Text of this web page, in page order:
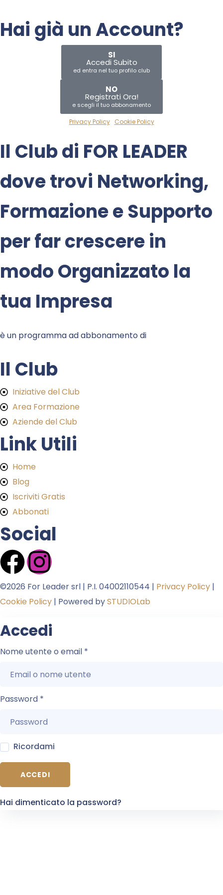
Hai già un Account?
SI
Accedi Subito
ed entra nel tuo profilo club
NO
Registrati Ora!
e scegli il tuo abbonamento
Privacy Policy Cookie Policy
Il Club di FOR LEADER
dove trovi Networking,
FormazioneeSupporto
per far crescere in
modo Organizzato la
tua Impresa
è un programma ad abbonamento di
Il Club
Iniziative del Club
Area Formazione
Aziende del Club
Link Utili
Home
Blog
Iscriviti Gratis
Abbonati
Social
©2026 For Leader srl | P.I. 04002110544 | Privacy Policy |
Cookie Policy | Powered bySTUDIOLab
Accedi
Nome utente o email *
Password *
Ricordami
ACCEDI
Hai dimenticato la password?